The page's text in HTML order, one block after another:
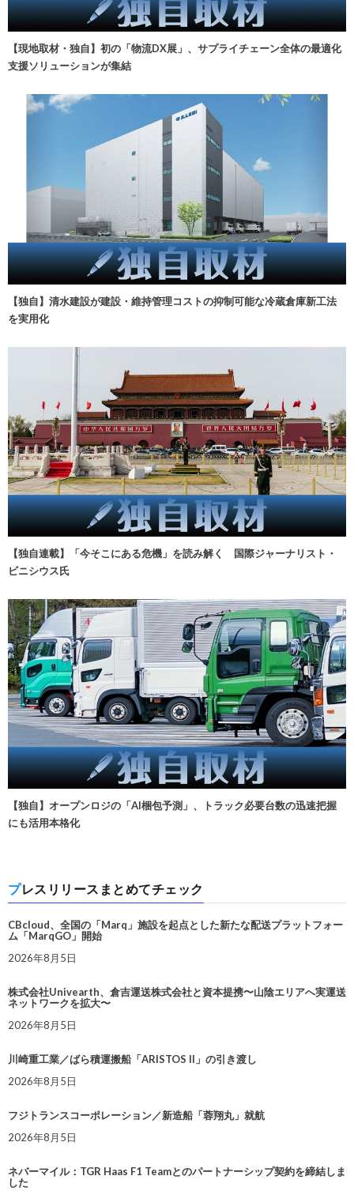
【現地取材・独自】初の「物流DX展」、サプライチェーン全体の最適化
支援ソリューションが集結
【独自】清水建設が建設・維持管理コストの抑制可能な冷蔵倉庫新工法
を実用化
【独自連載】「今そこにある危機」を読み解く 国際ジャーナリスト・
ビニシウス氏
【独自】オープンロジの「AI梱包予測」、トラック必要台数の迅速把握
にも活用本格化
プレスリリースまとめてチェック
CBcloud、全国の「Marq」施設を起点とした新たな配送プラットフォー
ム「MarqGO」開始
2026年8月5日
株式会社Univearth、倉吉運送株式会社と資本提携〜山陰エリアへ実運送
ネットワークを拡大〜
2026年8月5日
川崎重工業／ばら積運搬船「ARISTOS II」の引き渡し
2026年8月5日
フジトランスコーポレーション／新造船「蓉翔丸」就航
2026年8月5日
ネバーマイル：TGR Haas F1 Teamとのパートナーシップ契約を締結しま
した